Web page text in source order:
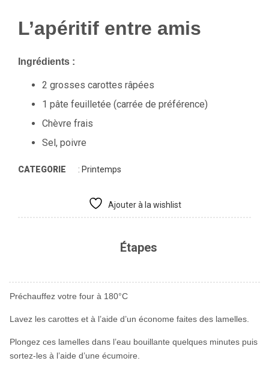
L’apéritif entre amis
Ingrédients :
2 grosses carottes râpées
1 pâte feuilletée (carrée de préférence)
Chèvre frais
Sel, poivre
CATEGORIE : Printemps
Ajouter à la wishlist
Étapes
Préchauffez votre four à 180°C
Lavez les carottes et à l’aide d’un économe faites des lamelles.
Plongez ces lamelles dans l’eau bouillante quelques minutes puis
sortez-les à l’aide d’une écumoire.